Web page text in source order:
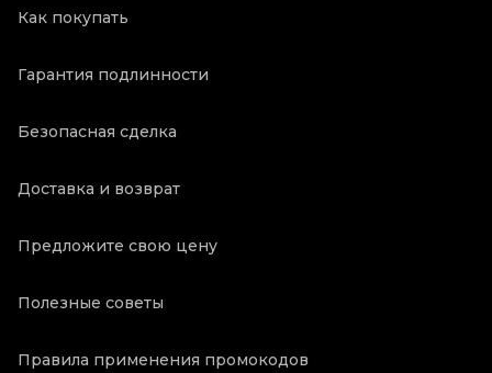
Как покупать
Гарантия подлинности
Безопасная сделка
Доставка и возврат
Предложите свою цену
Полезные советы
Правила применения промокодов